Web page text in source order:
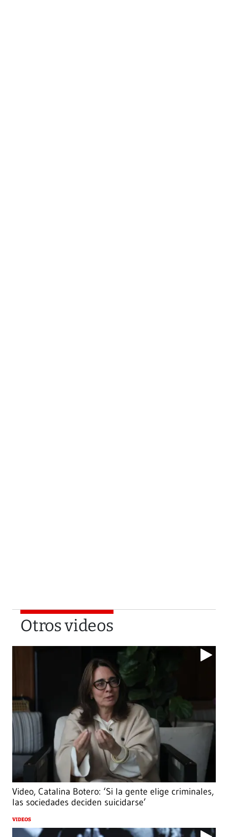
Otros videos
Video, Catalina Botero: ‘Si la gente elige criminales,
las sociedades deciden suicidarse’
VIDEOS